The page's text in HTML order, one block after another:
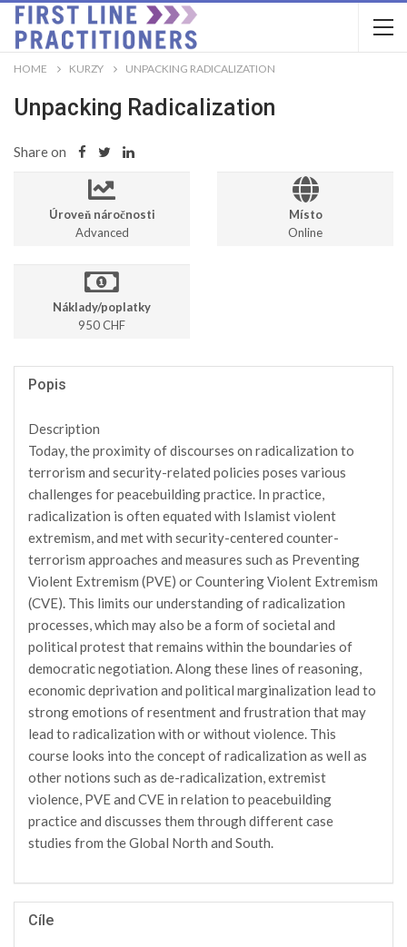
HOME KURZY UNPACKING RADICALIZATION
Unpacking Radicalization
Share on
Úroveň náročnosti
Advanced
Místo
Online
Náklady/poplatky
950 CHF
Popis
Description
Today, the proximity of discourses on radicalization to
terrorism and security-related policies poses various
challenges for peacebuilding practice. In practice,
radicalization is often equated with Islamist violent
extremism, and met with security-centered counter-
terrorism approaches and measures such as Preventing
Violent Extremism (PVE) or Countering Violent Extremism
(CVE). This limits our understanding of radicalization
processes, which may also be a form of societal and
political protest that remains within the boundaries of
democratic negotiation. Along these lines of reasoning,
economic deprivation and political marginalization lead to
strong emotions of resentment and frustration that may
lead to radicalization with or without violence. This
course looks into the concept of radicalization as well as
other notions such as de-radicalization, extremist
violence, PVE and CVE in relation to peacebuilding
practice and discusses them through different case
studies from the Global North and South.
Cíle